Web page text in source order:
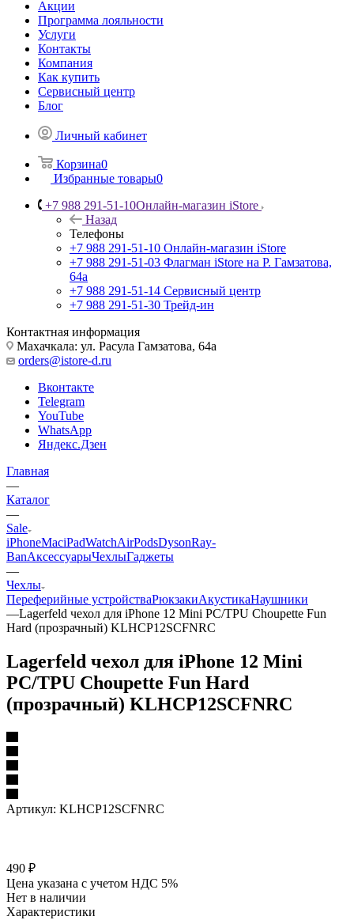
Акции
Программа лояльности
Услуги
Контакты
Компания
Как купить
Сервисный центр
Блог
Личный кабинет
Корзина0
Избранные товары0
+7 988 291-51-10Онлайн-магазин iStore
Назад
Телефоны
+7 988 291-51-10 Онлайн-магазин iStore
+7 988 291-51-03 Флагман iStore на Р. Гамзатова,
64а
+7 988 291-51-14 Сервисный центр
+7 988 291-51-30 Трейд-ин
Контактная информация
Махачкала: ул. Расула Гамзатова, 64а
orders@istore-d.ru
Вконтакте
Telegram
YouTube
WhatsApp
Яндекс.Дзен
Главная
—
Каталог
—
Sale
iPhoneMaciPadWatchAirPodsDysonRay-
BanАксессуарыЧехлыГаджеты
—
Чехлы
Переферийные устройстваРюкзакиАкустикаНаушники
—Lagerfeld чехол для iPhone 12 Mini PC/TPU Choupette Fun
Hard (прозрачный) KLHCP12SCFNRC
Lagerfeld чехол для iPhone 12 Mini
PC/TPU Choupette Fun Hard
(прозрачный) KLHCP12SCFNRC
Артикул: KLHCP12SCFNRC
490 ₽
Цена указана с учетом НДС 5%
Нет в наличии
Характеристики